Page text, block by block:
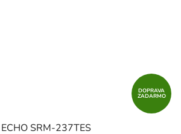
DOPRAVA
ZADARMO
ECHO SRM-237TES